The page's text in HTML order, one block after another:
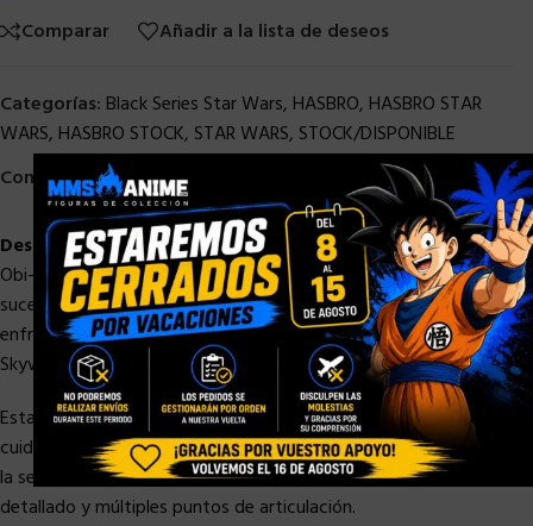
Comparar Añadir a la lista de deseos
Categorías: Black Series Star Wars, HASBRO, HASBRO STAR
WARS, HASBRO STOCK, STAR WARS, STOCK/DISPONIBLE
Compartir:
Descripción
Obi-Wan Kenobi tiene lugar varios años tras los dramáticos
sucesos de Star Wars: La venganza de los Sith, en donde Kenobi
enfrentó la corrupción de su amigo y aprendiz Jedi Anakin
Skywalker, quien se convertiría en el Lord Sith Darth Vader.
Esta figura Black Series a escala de 15 cm fue diseñada con
cuidado y lujo de detalles para verse igual al personaje 1-JAC de
la serie Star Wars: Obi-Wan Kenobi. La figura cuenta con diseño
detallado y múltiples puntos de articulación.
×